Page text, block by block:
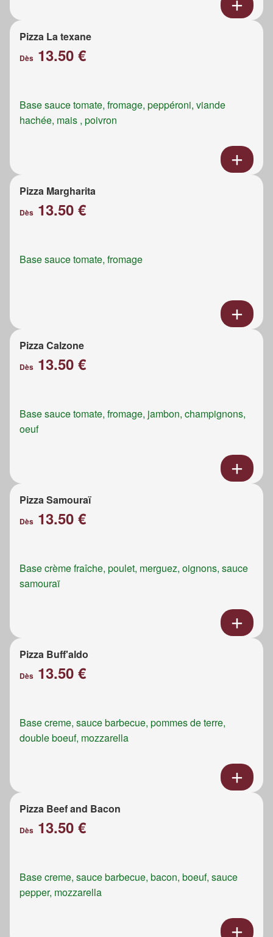
Pizza La texane
Dès 13.50 €
Base sauce tomate, fromage, peppéroni, viande
hachée, mais , poivron
Pizza Margharita
Dès 13.50 €
Base sauce tomate, fromage
Pizza Calzone
Dès 13.50 €
Base sauce tomate, fromage, jambon, champignons,
oeuf
Pizza Samouraï
Dès 13.50 €
Base crème fraîche, poulet, merguez, oignons, sauce
samouraï
Pizza Buff'aldo
Dès 13.50 €
Base creme, sauce barbecue, pommes de terre,
double boeuf, mozzarella
Pizza Beef and Bacon
Dès 13.50 €
Base creme, sauce barbecue, bacon, boeuf, sauce
pepper, mozzarella